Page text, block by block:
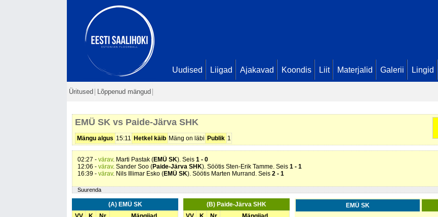
Uudised Liigad Ajakavad Koondis Liit Materjalid Galerii Lingid
Üritused Lõppenud mängud
EMÜ SK vs Paide-Järva SHK
Mängu algus 15:11 Hetkel käib Mäng on läbi Publik 1
02:27 - värav. Marti Pastak (EMÜ SK). Seis 1 - 0
12:06 - värav. Sander Soo (Paide-Järva SHK). Söötis Sten-Erik Tamme. Seis 1 - 1
16:39 - värav. Nils Illimar Esko (EMÜ SK). Söötis Marten Murrand. Seis 2 - 1
Suurenda
(A) EMÜ SK
(B) Paide-Järva SHK
EMÜ SK